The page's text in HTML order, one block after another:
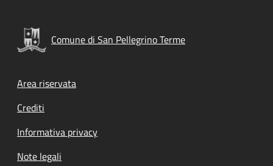
Comune di San Pellegrino Terme
Footer menu
Area riservata
Crediti
Informativa privacy
Note legali